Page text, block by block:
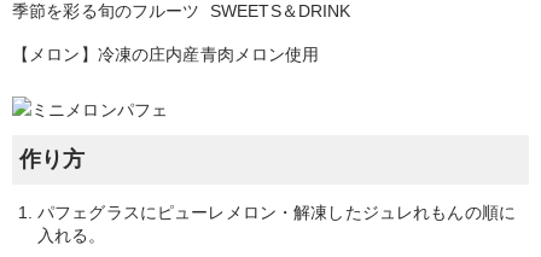
季節を彩る旬のフルーツ SWEETS＆DRINK
【メロン】冷凍の庄内産青肉メロン使用
作り方
パフェグラスにピューレメロン・解凍したジュレれもんの順に
入れる。